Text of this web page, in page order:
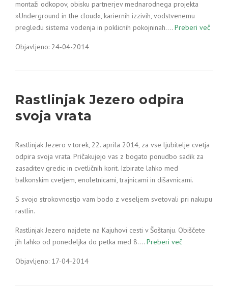
montaži odkopov, obisku partnerjev mednarodnega projekta
»Underground in the cloud«, kariernih izzivih, vodstvenemu
pregledu sistema vodenja in poklicnih pokojninah.… Preberi več
Objavljeno: 24-04-2014
Rastlinjak Jezero odpira
svoja vrata
Rastlinjak Jezero v torek, 22. aprila 2014, za vse ljubitelje cvetja
odpira svoja vrata. Pričakujejo vas z bogato ponudbo sadik za
zasaditev gredic in cvetličnih korit. Izbirate lahko med
balkonskim cvetjem, enoletnicami, trajnicami in dišavnicami.
S svojo strokovnostjo vam bodo z veseljem svetovali pri nakupu
rastlin.
Rastlinjak Jezero najdete na Kajuhovi cesti v Šoštanju. Obiščete
jih lahko od ponedeljka do petka med 8.… Preberi več
Objavljeno: 17-04-2014